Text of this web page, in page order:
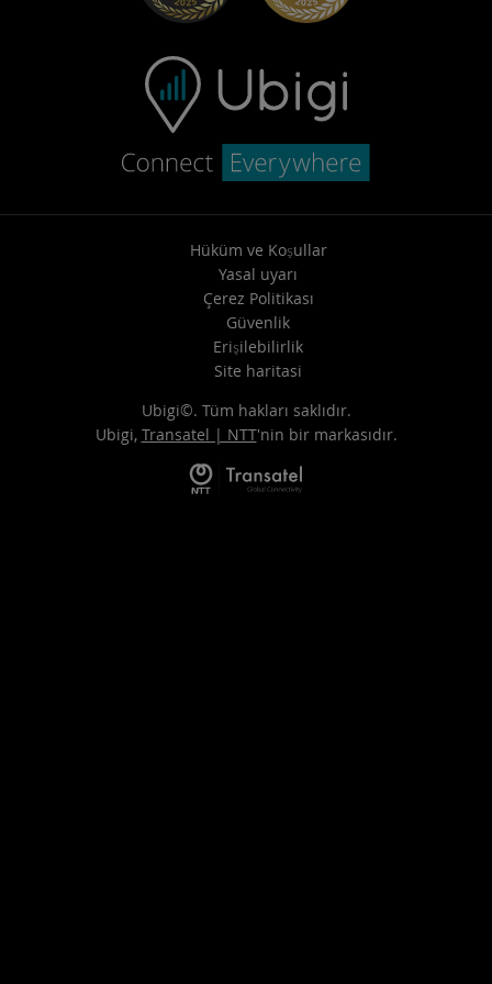
Hüküm ve Koşullar
Yasal uyarı
Çerez Politikası
Güvenlik
Erişilebilirlik
Site haritasi
Ubigi©. Tüm hakları saklıdır.
Ubigi, Transatel | NTT'nin bir markasıdır.